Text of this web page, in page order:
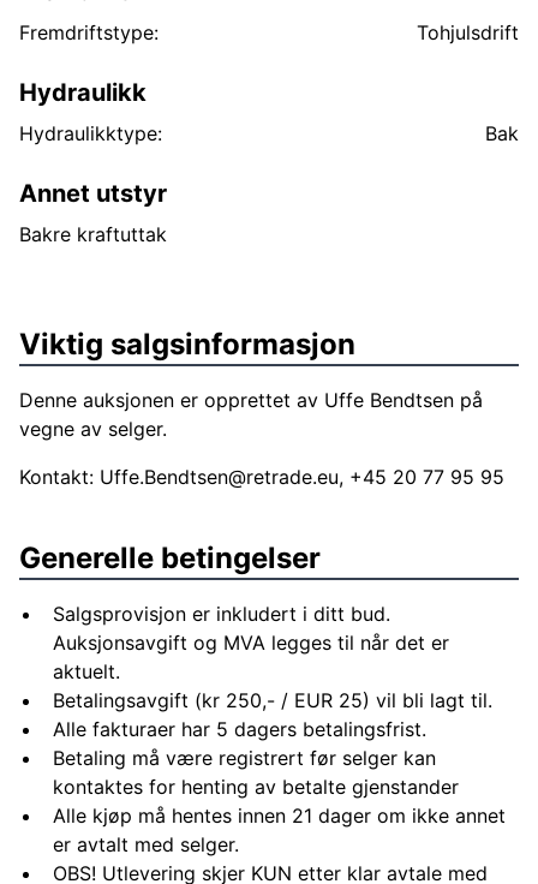
Fremdriftstype: Tohjulsdrift
Hydraulikk
Hydraulikktype: Bak
Annet utstyr
Bakre kraftuttak
Viktig salgsinformasjon
Denne auksjonen er opprettet av Uffe Bendtsen på
vegne av selger.
Kontakt: Uffe.Bendtsen@retrade.eu, +45 20 77 95 95
Generelle betingelser
Salgsprovisjon er inkludert i ditt bud.
Auksjonsavgift og MVA legges til når det er
aktuelt.
Betalingsavgift (kr 250,- / EUR 25) vil bli lagt til.
Alle fakturaer har 5 dagers betalingsfrist.
Betaling må være registrert før selger kan
kontaktes for henting av betalte gjenstander
Alle kjøp må hentes innen 21 dager om ikke annet
er avtalt med selger.
OBS! Utlevering skjer KUN etter klar avtale med